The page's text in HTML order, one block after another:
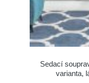
Sedací
varianta,